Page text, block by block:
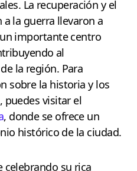
La recuperación y el
la guerra llevaron a
importante centro
al
la región. Para
sobre la historia y los
puedes visitar el
, donde se ofrece un
histórico de la ciudad.
celebrando su rica